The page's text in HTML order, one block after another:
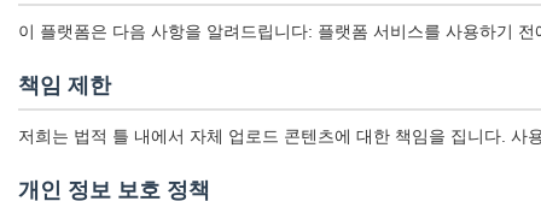
이 플랫폼은 다음 사항을 알려드립니다: 플랫폼 서비스를 사용하기
책임 제한
저희는 법적 틀 내에서 자체 업로드 콘텐츠에 대한 책임을 집니다.
개인 정보 보호 정책